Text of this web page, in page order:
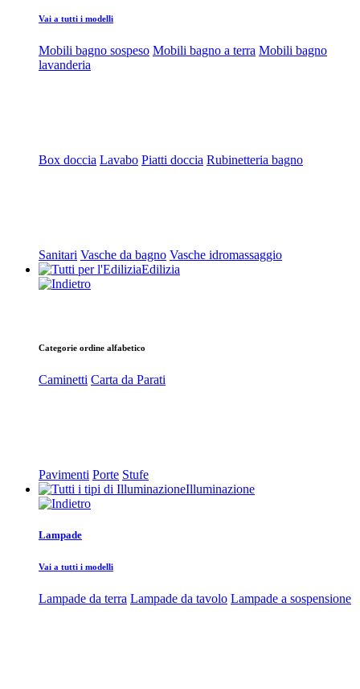
Vai a tutti i modelli
Mobili bagno sospeso Mobili bagno a terra Mobili bagno
lavanderia
Box doccia Lavabo Piatti doccia Rubinetteria bagno
Sanitari Vasche da bagno Vasche idromassaggio
Edilizia
Categorie ordine alfabetico
Caminetti Carta da Parati
Pavimenti Porte Stufe
Illuminazione
Lampade
Vai a tutti i modelli
Lampade da terra Lampade da tavolo Lampade a sospensione